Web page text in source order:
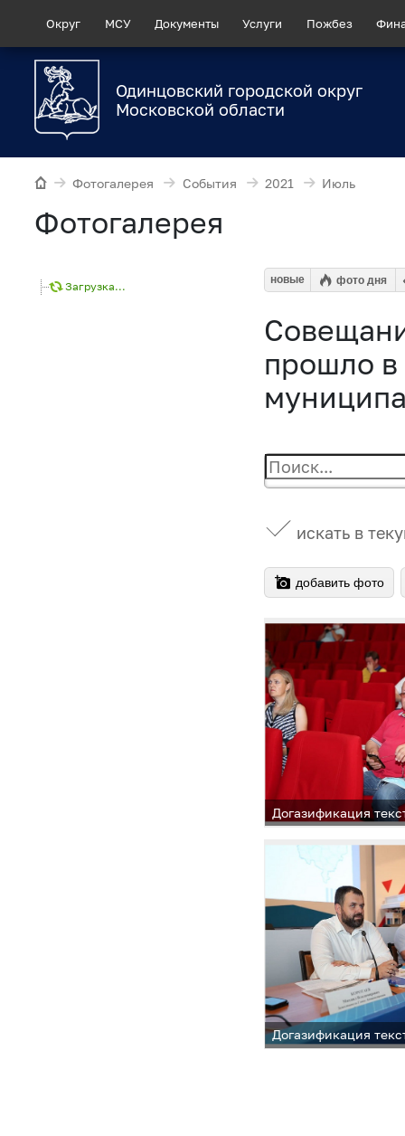
Округ МСУ Документы Услуги Пожбез
Одинцовский городской округ
Московской области
Фотогалерея События 2021 Июль
Фотогалерея
Загрузка...
новые фото дня
прошло
искать в
добавить фото
Догазификация
Догазификация